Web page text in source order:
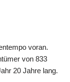
voran.
von 833
20 Jahre lang.